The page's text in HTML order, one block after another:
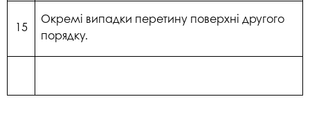
15
Окремі випадки перетину поверхні другого
порядку.